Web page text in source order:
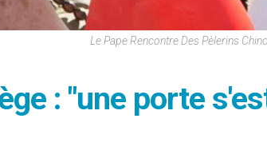
Le Pape Rencontre Des Pèlerins
: "une porte